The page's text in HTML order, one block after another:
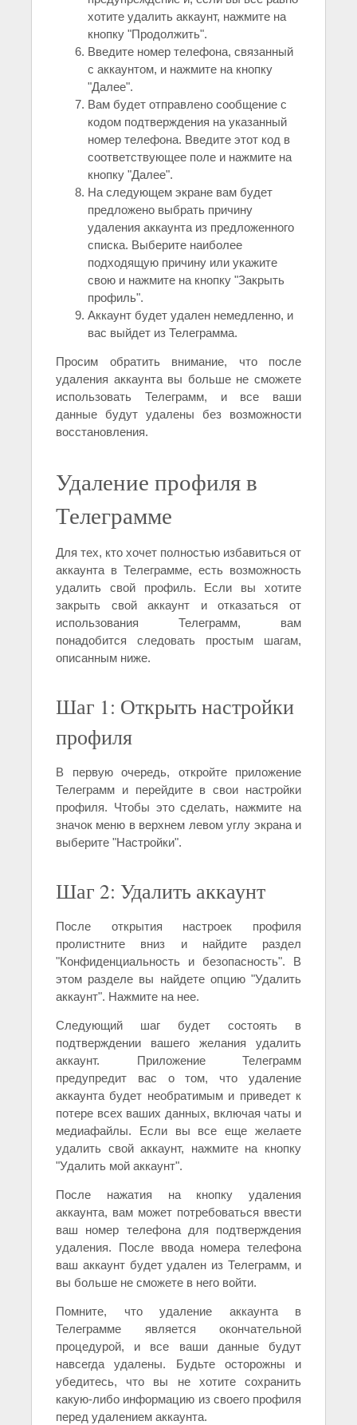
хотите удалить аккаунт, нажмите на
кнопку "Продолжить".
Введите номер телефона, связанный
с аккаунтом, и нажмите на кнопку
"Далее".
Вам будет отправлено сообщение с
кодом подтверждения на указанный
номер телефона. Введите этот код в
соответствующее поле и нажмите на
кнопку "Далее".
На следующем экране вам будет
предложено выбрать причину
удаления аккаунта из предложенного
списка. Выберите наиболее
подходящую причину или укажите
свою и нажмите на кнопку "Закрыть
профиль".
Аккаунт будет удален немедленно, и
вас выйдет из Телеграмма.
Просим обратить внимание, что после
удаления аккаунта вы больше не сможете
использовать Телеграмм, и все ваши
данные будут удалены без возможности
восстановления.
Удаление профиля в
Телеграмме
Для тех, кто хочет полностью избавиться от
аккаунта в Телеграмме, есть возможность
удалить свой профиль. Если вы хотите
закрыть свой аккаунт и отказаться от
использования Телеграмм, вам
понадобится следовать простым шагам,
описанным ниже.
Шаг 1: Открыть настройки
профиля
В первую очередь, откройте приложение
Телеграмм и перейдите в свои настройки
профиля. Чтобы это сделать, нажмите на
значок меню в верхнем левом углу экрана и
выберите "Настройки".
Шаг 2: Удалить аккаунт
После открытия настроек профиля
пролистните вниз и найдите раздел
"Конфиденциальность и безопасность". В
этом разделе вы найдете опцию "Удалить
аккаунт". Нажмите на нее.
Следующий шаг будет состоять в
подтверждении вашего желания удалить
аккаунт. Приложение Телеграмм
предупредит вас о том, что удаление
аккаунта будет необратимым и приведет к
потере всех ваших данных, включая чаты и
медиафайлы. Если вы все еще желаете
удалить свой аккаунт, нажмите на кнопку
"Удалить мой аккаунт".
После нажатия на кнопку удаления
аккаунта, вам может потребоваться ввести
ваш номер телефона для подтверждения
удаления. После ввода номера телефона
ваш аккаунт будет удален из Телеграмм, и
вы больше не сможете в него войти.
Помните, что удаление аккаунта в
Телеграмме является окончательной
процедурой, и все ваши данные будут
навсегда удалены. Будьте осторожны и
убедитесь, что вы не хотите сохранить
какую-либо информацию из своего профиля
перед удалением аккаунта.